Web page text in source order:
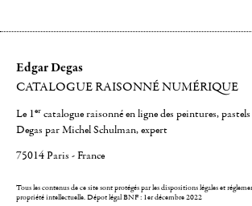
Edgar Degas
CATALOGUE RAISONNÉ NUMÉRIQUE
Le 1er catalogue raisonné en ligne des peintures,
Degas par Michel Schulman, expert
75014 Paris - France
Tous les contenus de ce site sont protégés par les dispositions légales et
propriété intellectuelle.Dépot légal BNF : 1er décembre 2022